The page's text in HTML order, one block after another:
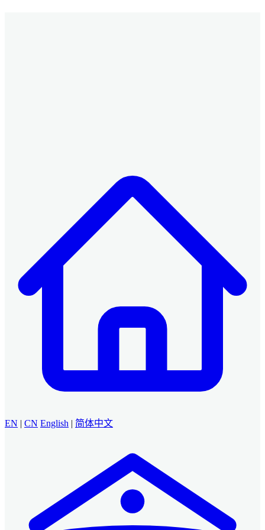
EN | CN English | 简体中文